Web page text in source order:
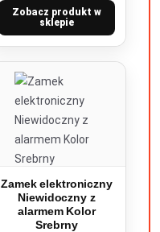
Zobacz produkt w
sklepie
Zamek elektroniczny
Niewidoczny z
alarmem Kolor
Srebrny